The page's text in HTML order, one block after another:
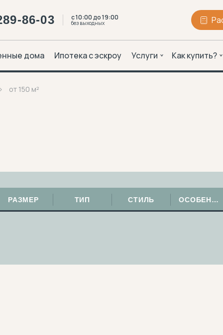
86-03 с 10:00 до 19:00
без выходных
дома Ипотека с эскроу Услуги Как купить?
от 150 м²
РАЗМЕР ТИП СТИЛЬ ОСОБЕННОСТИ